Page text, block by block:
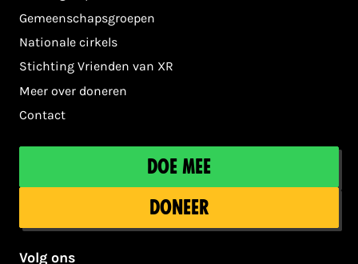
Gemeenschapsgroepen
Nationale cirkels
Stichting Vrienden van XR
Meer over doneren
Contact
Doe mee
Doneer
Volg ons